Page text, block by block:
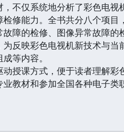
不仅系统地分析了彩色电
修能力。全书共分八个项
障的检修、图像异常故障
反映彩色电视机新技术与
等内容。
课方式，便于读者理解彩
材和参加全国各种电子类